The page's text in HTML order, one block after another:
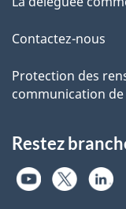
Contactez-nous
Protection des
communication
Restez